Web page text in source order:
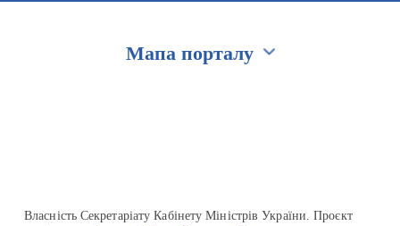
Мапа порталу
Власність Секретаріату Кабінету Міністрів України. Проєкт